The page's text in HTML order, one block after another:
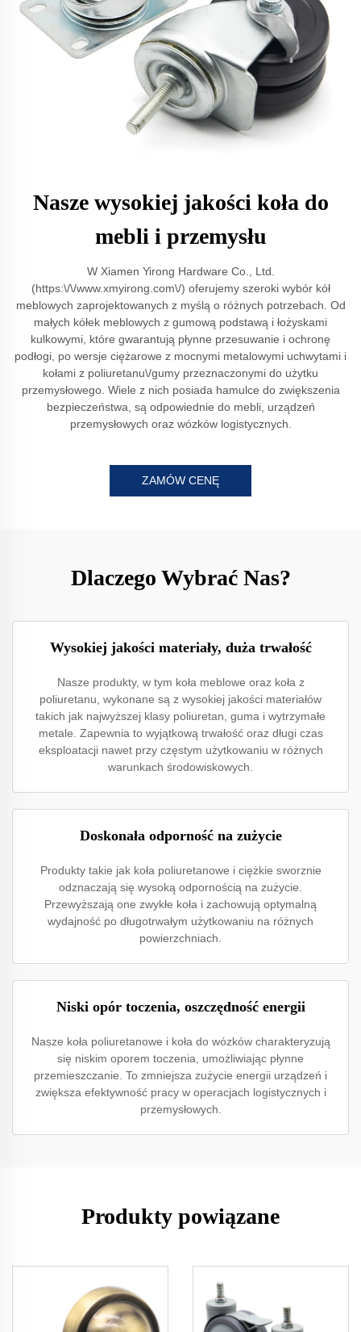
Nasze wysokiej jakości koła do
mebli i przemysłu
W Xiamen Yirong Hardware Co., Ltd.
(https:\/\/www.xmyirong.com\/) oferujemy szeroki wybór kół
meblowych zaprojektowanych z myślą o różnych potrzebach. Od
małych kółek meblowych z gumową podstawą i łożyskami
kulkowymi, które gwarantują płynne przesuwanie i ochronę
podłogi, po wersje ciężarowe z mocnymi metalowymi uchwytami i
kołami z poliuretanu\/gumy przeznaczonymi do użytku
przemysłowego. Wiele z nich posiada hamulce do zwiększenia
bezpieczeństwa, są odpowiednie do mebli, urządzeń
przemysłowych oraz wózków logistycznych.
ZAMÓW CENĘ
Dlaczego Wybrać Nas?
Wysokiej jakości materiały, duża trwałość
Nasze produkty, w tym koła meblowe oraz koła z
poliuretanu, wykonane są z wysokiej jakości materiałów
takich jak najwyższej klasy poliuretan, guma i wytrzymałe
metale. Zapewnia to wyjątkową trwałość oraz długi czas
eksploatacji nawet przy częstym użytkowaniu w różnych
warunkach środowiskowych.
Doskonała odporność na zużycie
Produkty takie jak koła poliuretanowe i ciężkie sworznie
odznaczają się wysoką odpornością na zużycie.
Przewyższają one zwykłe koła i zachowują optymalną
wydajność po długotrwałym użytkowaniu na różnych
powierzchniach.
Niski opór toczenia, oszczędność energii
Nasze koła poliuretanowe i koła do wózków charakteryzują
się niskim oporem toczenia, umożliwiając płynne
przemieszczanie. To zmniejsza zużycie energii urządzeń i
zwiększa efektywność pracy w operacjach logistycznych i
przemysłowych.
Produkty powiązane